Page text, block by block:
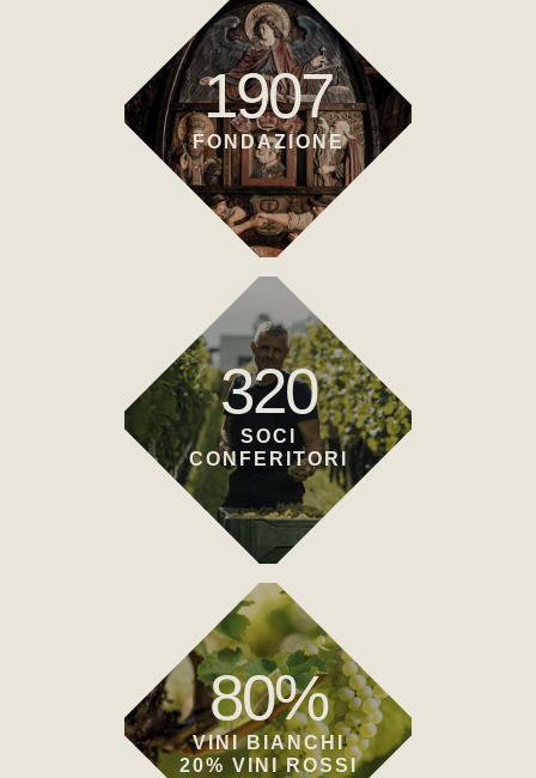
1907
FONDAZIONE
320
SOCI
CONFERITORI
80%
VINI BIANCHI
20% VINI ROSSI